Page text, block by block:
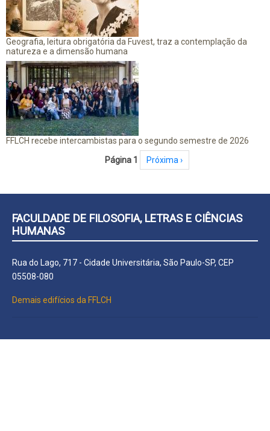
Geografia, leitura obrigatória da Fuvest, traz a contemplação da
natureza e a dimensão humana
FFLCH recebe intercambistas para o segundo semestre de 2026
Página 1 Próxima página
Próxima ›
FACULDADE DE FILOSOFIA, LETRAS E CIÊNCIAS
HUMANAS
Rua do Lago, 717 - Cidade Universitária, São Paulo-SP, CEP
05508-080
Demais edifícios da FFLCH